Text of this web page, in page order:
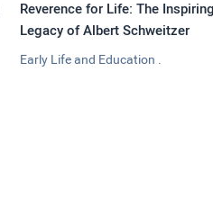
Reverence for Life: The Inspiring
Legacy of Albert Schweitzer
Early Life and Education .